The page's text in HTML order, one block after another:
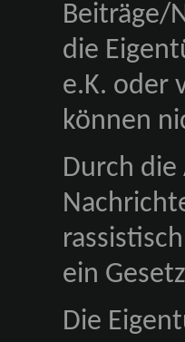
Beiträge/
die
e.K. oder
können
Durch die
ein
Die